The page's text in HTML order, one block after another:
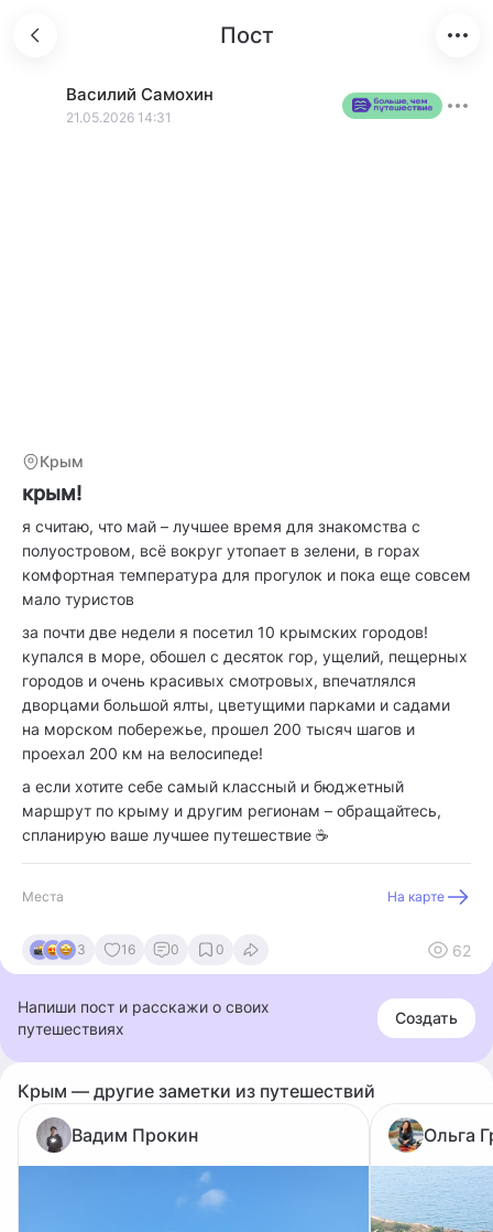
Пост
Василий Самохин
21.05.2026 14:31
Крым
крым!
я считаю, что май – лучшее время для знакомства с
полуостровом, всё вокруг утопает в зелени, в горах
комфортная температура для прогулок и пока еще совсем
мало туристов
за почти две недели я посетил 10 крымских городов!
купался в море, обошел с десяток гор, ущелий, пещерных
городов и очень красивых смотровых, впечатлялся
дворцами большой ялты, цветущими парками и садами
на морском побережье, прошел 200 тысяч шагов и
проехал 200 км на велосипеде!
а если хотите себе самый классный и бюджетный
маршрут по крыму и другим регионам – обращайтесь,
спланирую ваше лучшее путешествие ☕️
Места На карте
3 16 0 0 62
Напиши пост и расскажи о своих
путешествиях
Создать
Крым — другие заметки из путешествий
Вадим Прокин
Ольга